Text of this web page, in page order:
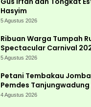
Hasyim
5 Agustus 2026
Ribuan Warga Tumpah
Spectacular Carnival
Kemerdekaan Terbesar
5 Agustus 2026
Petani Tembakau
Pemdes
Bergerak Cepat
4 Agustus 2026